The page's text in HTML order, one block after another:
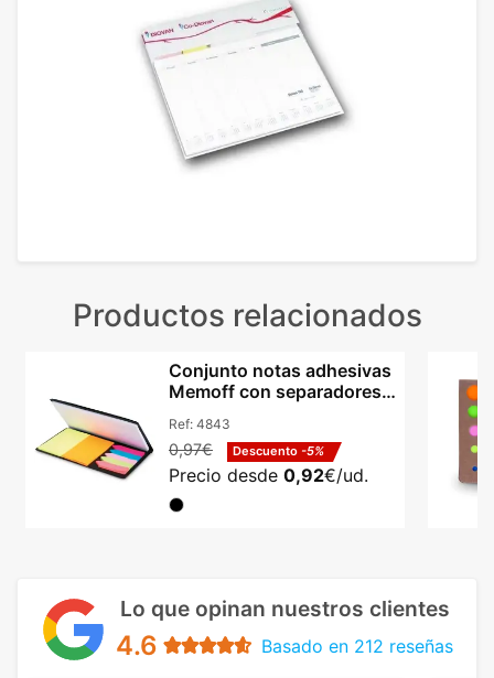
Productos relacionados
Conjunto notas adhesivas
Memoff con separadores y
Ref: 4843
0,97€ Descuento -5%
Precio desde 0,92€/ud.
Lo que opinan nuestros clientes
4.6 Basado en 212 reseñas